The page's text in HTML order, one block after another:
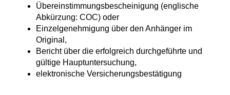
Übereinstimmungsbescheinigung (englische
Abkürzung: COC) oder
Einzelgenehmigung über den Anhänger im
Original,
Bericht über die erfolgreich durchgeführte und
gültige Hauptuntersuchung,
elektronische Versicherungsbestätigung